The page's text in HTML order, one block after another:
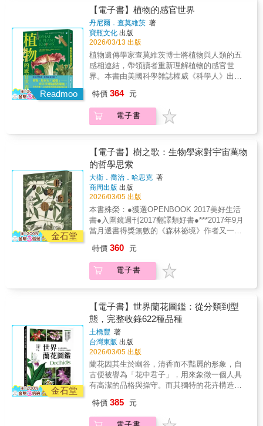
森林」，以農為本又蘊涵豐富的生活形態；˙試
圖改變既有生活形態，針對問題提出解決方
案；˙鼓勵人們減少對石化燃料的依賴，充份利
用太陽能、水資源；以友善方式耕作、畜牧和
養殖，形成循環型、可持續的生活方式。
樹的人」再次繫上繩索、攀上樹梢，在樹冠與
雲霧之間，聆聽森林最古老的心跳。
也普遍存在。 關於生命的答案，植物都知道。
● 為什麼不能隨便替植物搬新家？ ● 萊豆抵擋
天敵的方式，是「借刀殺人」？ ● 菟絲子也懂
吃，喜歡番茄、不愛小麥？ ● 乾旱來襲，豌豆
會向鄰里「通風報信」？ ● 植物「喜歡古典樂
更勝搖滾」是事實，還是人類的腦補與投射？
● 植物修枝長更好，背後原理是植物對創傷的
長期記憶？ ▍我們以為植物沒有記憶，不能感
覺疼痛與愛意。 ▍其實它們始終聽著、嗅著、
傳學家查莫維茨博士以嚴謹的植物生物學研究
為基礎，帶領讀者重新理解：「植物確實具有
感覺。」它們能感知光的方向與顏色，辨認競
甚至有長、短期記憶。 本書以人類熟悉的五感
為線索，逐一對照植物如何在沒有大腦與神經
系統下，完成同樣複雜而精密的訊息處理。讀
者將為此感到驚奇：植物與人類在基因與演化
層面上的距離，遠比我們以為的更近。看過這
本書，你不會再對路上的一草一木視而不見。
當你漫步在公園， 感受著花草樹木的芳香與療
癒， 它們也正感知著你。 摸摸櫟樹的葉子吧，
而你也會記得它。 ★名人推薦 一隅有花 王亦
瑀｜花藝師 胖胖樹 王瑞閔｜金鼎獎科普作家
這位太太愛植物 Kim｜「這位太太愛植物」IG
PanSci 泛科學 ＿＿＿＿＿＿＿聯合推薦（依
姓氏筆劃序排列） ★國際推薦 《植物的感官世
界》生動、雄辯，又具有科學準確性，淺近易
讀。如果你對地球生命感到好奇，且正在尋覓
一本讓你印象深刻、介紹數百年來由細心的科
學實驗所證實的植物生命之書，那麼，我把這
本令人欲罷不能的書推薦給你。──史蒂芬．霍
普（Stephen D. Hopper），英國皇家植物園邱
園主任 正如查莫維茨的開創性研究揭露了植物
與動物界間的連結，在本書中，他的洞察也超
美妙的例子，強調植物和動物共有的基因組遺
Readmoo
【電子書】植物的感官世界
丹尼爾．查莫維茨 著
寶瓶文化 出版
2026/03/13 出版
植物遺傳學家查莫維茨博士將植物與人類的五
感相連結，帶領讀者重新理解植物的感官世
界。本書由美國科學雜誌權威《科學人》出
植物，原來有「感覺」──而且時刻監視著環
境！美國《科學人》雜誌出品，有理有據、去
浪漫化的經典植物學科普。★美國科學雜誌權
也普遍存在。關於生命的答案，植物都知道。●
為什麼不能隨便替植物搬新家？● 萊豆抵擋天
敵的方式，是「借刀殺人」？● 菟絲子也懂
吃，喜歡番茄、不愛小麥？● 乾旱來襲，豌豆
會向鄰里「通風報信」？● 植物「喜歡古典樂
更勝搖滾」是事實，還是人類的腦補與投射？●
植物修枝長更好，背後原理是植物對創傷的長
期記憶？▍我們以為植物沒有記憶，不能感覺
疼痛與愛意。▍其實它們始終聽著、嗅著、感
知著世界，▍時時刻刻在給予回應。植物遺傳
基礎，帶領讀者重新理解：「植物確實具有感
覺。」它們能感知光的方向與顏色，辨認競爭
者與化學威脅，回應風、觸碰與溫度變化，甚
線索，逐一對照植物如何在沒有大腦與神經系
統下，完成同樣複雜而精密的訊息處理。讀者
將為此感到驚奇：植物與人類在基因與演化層
面上的距離，遠比我們以為的更近。看過這本
書，你不會再對路上的一草一木視而不見。當
你漫步在公園，感受著花草樹木的芳香與療
癒，它們也正感知著你。摸摸櫟樹的葉子吧，
它不會記得你，但它會記得自己曾被撫觸過。
｜花藝師胖胖樹 王瑞閔｜金鼎獎科普作家這位
太太愛植物 Kim｜「這位太太愛植物」IG版主
特價 364 元
電子書
金石堂
【電子書】樹之歌：生物學家對宇宙萬物
的哲學思索
大衛．喬治．哈思克 著
商周出版 出版
2026/03/05 出版
本書殊榮：●獲選OPENBOOK 2017美好生活
書●入圍鏡週刊2017翻譯類好書●***2017年9月
當月選書得獎無數的《森林祕境》作者又一動
字，勾勒出由樹所延伸的生命網絡——與風沙
海婆娑共舞的菜棕、即便倒下卻依舊滋養著萬
物的綠梣樹、注入紙神川上御前精魂的三椏和
樹與天地萬物間的動人故事。有別於前作專注
於描述方寸之地中的林間生態，哈思克反覆造
訪了位在世界各地的幾種樹木，去傾聽、凝視
與探索每種樹木與蕈類、細菌群、與其共生或
將之毀滅的動物，以及其他樹木之間的連結，
並展現人樹間千絲萬縷的關係。像是安大略省
的膠冷杉以及亞馬遜的吉貝樹，儘管生長於看
似天然之地，卻深受工業發展與氣候變遷的影
響。哈思克也透過了那些生長在看似毫無自然
氣息之地的樹木，如曼哈頓人行道上的豆梨、
在。哈思克說，樹有許多值得我們學習之處；
特價 360 元
電子書
金石堂
【電子書】世界蘭花圖鑑：從分類到型
態，完整收錄622種品種
土橋豐 著
台灣東販 出版
2026/03/05 出版
蘭花因其生於幽谷，清香而不豔麗的形象，自
古便被譽為「花中君子」，用來象徵一個人具
有高潔的品格與操守。而其獨特的花卉構造、
也贏得許多愛花人士的青睞。據說蘭花光是野
生種就多達約26,000種，至今每年仍會公布約
特價 385 元